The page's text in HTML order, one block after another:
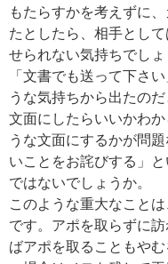
もたらすかを考えずに
たとしたら、相手とし
せられない気持ちでしょ
「文書でも送って下さ
うな気持ちから出たの
文面にしたらいいかわ
うな文面にするかが問
いことをお詫びする」
ではないでしょうか。
このような重大なこと
です。アポを取らずに
ばアポを取ることもや